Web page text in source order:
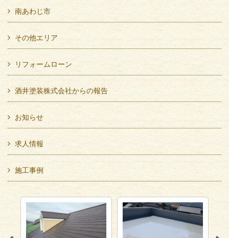
南あわじ市
その他エリア
リフォームローン
酒井塗装株式会社からの報告
お知らせ
求人情報
施工事例